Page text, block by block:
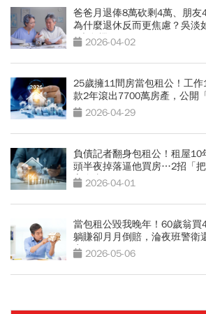
爸爸月退俸8萬砍剩4萬、朋友
為什麼退休反而更焦慮？吳淡
5大危機
2026-04-02
25歲擁11間房當包租公！工
款2年滾出7700萬房產，公開
2026-04-29
負債記者翻身包租公！租屋
頭半夜掉落逼他買房…2招「
富自由
2026-04-01
當包租公毀我晚年！60歲翁買
躺賺卻月月倒賠，淪夜班警
穴 2026-05-06